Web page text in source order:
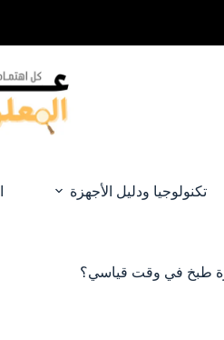
تكنولوجيا ودليل الأجهزة